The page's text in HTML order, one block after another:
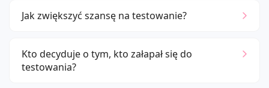
Jak zwiększyć szansę na testowanie?
Kto decyduje o tym, kto załapał się do
testowania?